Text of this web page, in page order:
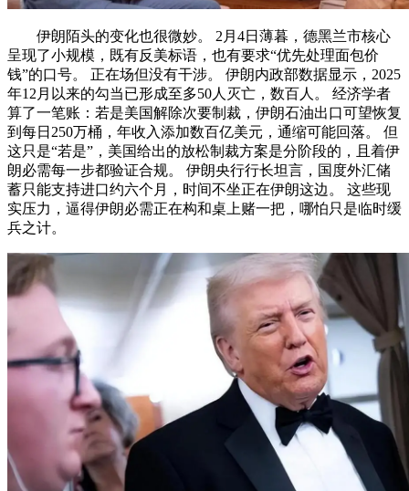
伊朗陌头的变化也很微妙。 2月4日薄暮，德黑兰市核心
呈现了小规模，既有反美标语，也有要求“优先处理面包价
钱”的口号。 正在场但没有干涉。 伊朗内政部数据显示，2025
年12月以来的勾当已形成至多50人灭亡，数百人。 经济学者
算了一笔账：若是美国解除次要制裁，伊朗石油出口可望恢复
到每日250万桶，年收入添加数百亿美元，通缩可能回落。 但
这只是“若是”，美国给出的放松制裁方案是分阶段的，且着伊
朗必需每一步都验证合规。 伊朗央行行长坦言，国度外汇储
蓄只能支持进口约六个月，时间不坐正在伊朗这边。 这些现
实压力，逼得伊朗必需正在构和桌上赌一把，哪怕只是临时缓
兵之计。